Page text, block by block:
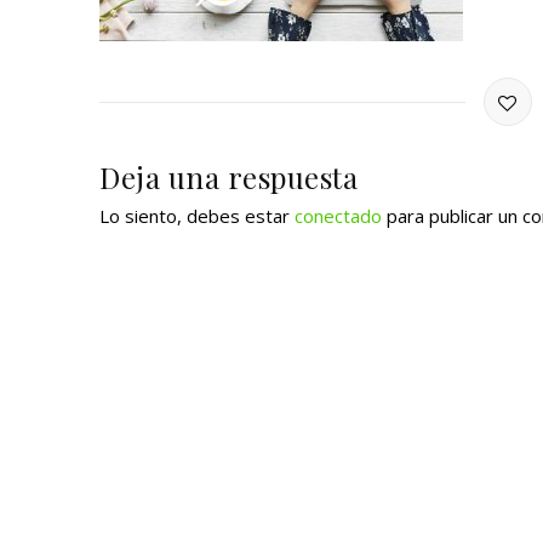
Deja una respuesta
Lo siento, debes estar conectado para publicar un